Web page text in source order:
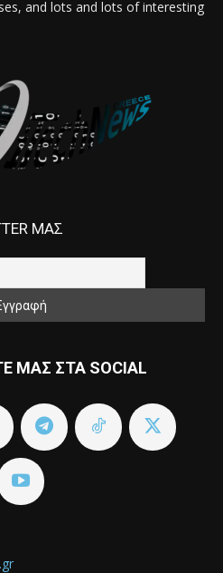
and lots and lots of interesting
ΜΑΣ
ΜΑΣ ΣΤΑ SOCIAL